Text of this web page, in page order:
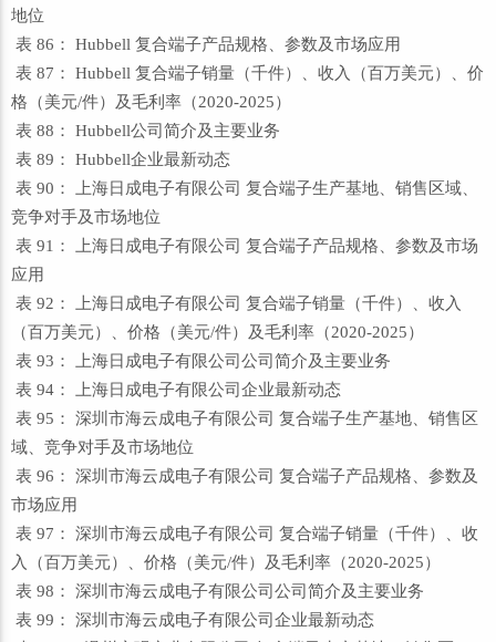
地位
表 86： Hubbell 复合端子产品规格、参数及市场应用
表 87： Hubbell 复合端子销量（千件）、收入（百万美元）、价
格（美元/件）及毛利率（2020-2025）
表 88： Hubbell公司简介及主要业务
表 89： Hubbell企业最新动态
表 90： 上海日成电子有限公司 复合端子生产基地、销售区域、
竞争对手及市场地位
表 91： 上海日成电子有限公司 复合端子产品规格、参数及市场
应用
表 92： 上海日成电子有限公司 复合端子销量（千件）、收入
（百万美元）、价格（美元/件）及毛利率（2020-2025）
表 93： 上海日成电子有限公司公司简介及主要业务
表 94： 上海日成电子有限公司企业最新动态
表 95： 深圳市海云成电子有限公司 复合端子生产基地、销售区
域、竞争对手及市场地位
表 96： 深圳市海云成电子有限公司 复合端子产品规格、参数及
市场应用
表 97： 深圳市海云成电子有限公司 复合端子销量（千件）、收
入（百万美元）、价格（美元/件）及毛利率（2020-2025）
表 98： 深圳市海云成电子有限公司公司简介及主要业务
表 99： 深圳市海云成电子有限公司企业最新动态